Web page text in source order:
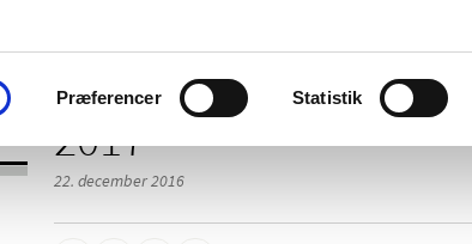
Præferencer Statistik
2017
22. december 2016